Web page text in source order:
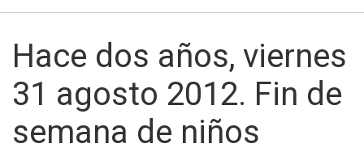
Hace dos años, viernes
31 agosto 2012. Fin de
semana de niños